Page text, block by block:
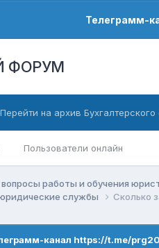
Телеграмм-
ФОРУМ
Пользователи онлайн
Перейти на архив
работы и обучения
службы
Сколько
канал https://t.me/